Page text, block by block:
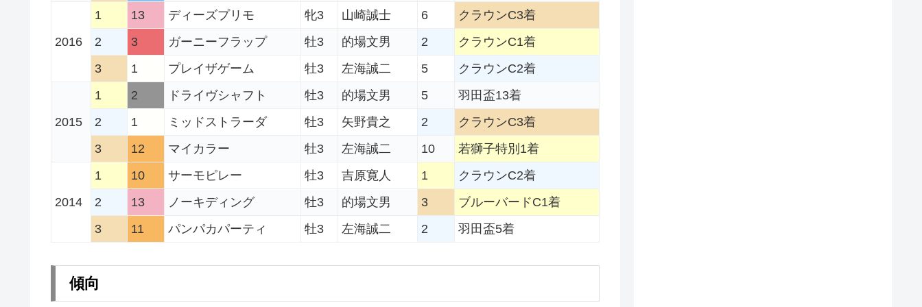
2016
1 13 ディーズプリモ 牝3 山崎誠士 6
クラウンC3着
2
3 ガーニーフラップ 牡3 的場文男 2
クラウンC1着
3
1 プレイザゲーム 牡3 左海誠二 5 クラウンC2着
2015
1 2 ドライヴシャフト 牡3 的場文男 5
羽田盃13着
2
1 ミッドストラーダ 牡3 矢野貴之 2
クラウンC3着
3
12 マイカラー 牡3 左海誠二 10 若獅子特別1着
2014
1 10 サーモピレー 牡3 吉原寛人 1
クラウンC2着
2
13 ノーキディング 牡3 的場文男 3
ブルーバードC1着
3
11 パンパカパーティ 牡3 左海誠二 2 羽田盃5着
傾向